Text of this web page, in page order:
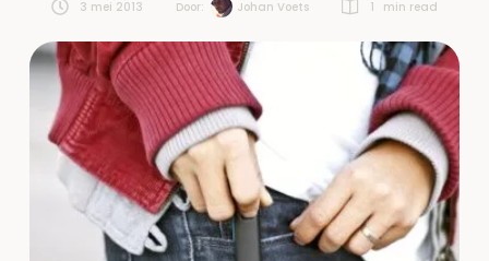
3 mei 2013 Door: Johan Voets 1 min read